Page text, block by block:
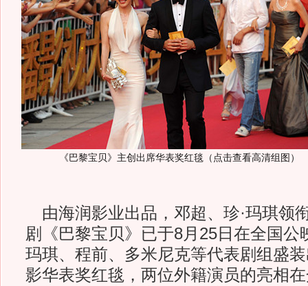
《巴黎宝贝》主创出席华表奖红毯（点击查看高清组图）
由海润影业出品，邓超、珍·玛琪领
剧《巴黎宝贝》已于8月25日在全国公
玛琪、程前、多米尼克等代表剧组盛
影华表奖红毯，两位外籍演员的亮相